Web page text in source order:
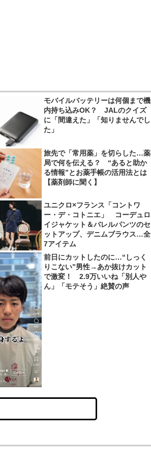
モバイルバッテリーは何個まで機
内持ち込みOK？ JALのクイズ
に「間違えた」「知りませんでし
た」
旅先で「常用薬」を切らした…薬
局で何を伝える？ “あると助か
る情報”とお薬手帳の活用法とは
【薬剤師に聞く】
ユニクロ×フランス「コントワ
ー・デ・コトニエ」 コーデュロ
イジャケット＆バレルパンツのセ
ットアップ、デニムブラウス…全
7アイテム
前日にカットしたのに…“しっく
りこない”男性→あか抜けカット
で激変！ 2.9万いいね「別人や
ん」「モテそう」絶賛の声